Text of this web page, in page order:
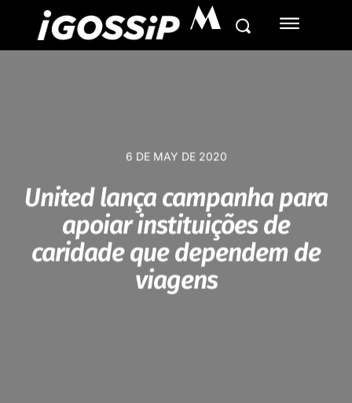
M
6 DE MAY DE 2020
United lança campanha para
apoiar instituições de
caridade que dependem de
viagens